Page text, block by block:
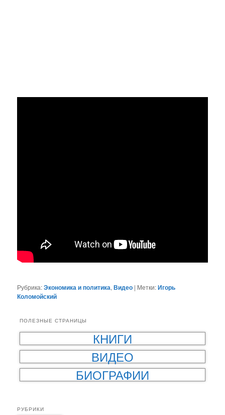
Рубрика:Экономика и политика,Видео | Метки:Игорь
Коломойский
ПОЛЕЗНЫЕ СТРАНИЦЫ
КНИГИ
ВИДЕО
БИОГРАФИИ
РУБРИКИ